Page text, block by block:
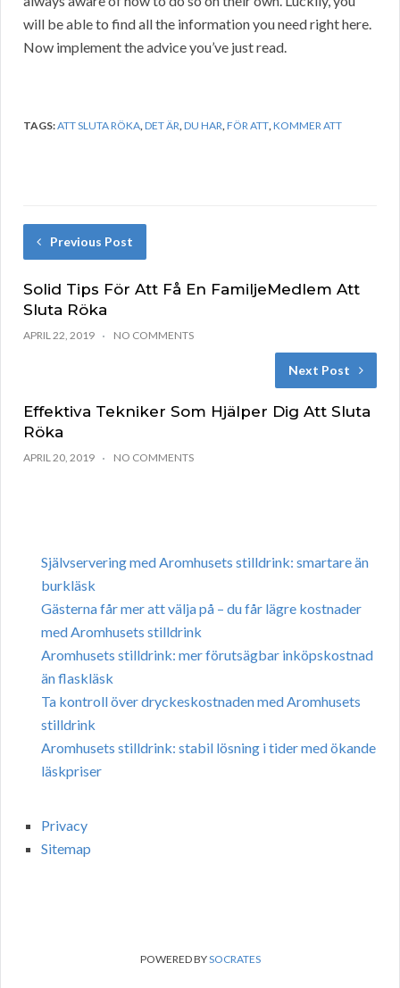
will be able to find all the information you need right here.
Now implement the advice you’ve just read.
TAGS:ATT SLUTA RÖKA,DET ÄR,DU HAR,FÖR ATT,KOMMER ATT
Previous Post
Solid Tips För Att Få En FamiljeMedlem Att
Sluta Röka
APRIL 22, 2019 NO COMMENTS
Next Post
Effektiva Tekniker Som Hjälper Dig Att Sluta
Röka
APRIL 20, 2019 NO COMMENTS
Självservering med Aromhusets stilldrink: smartare än
burkläsk
Gästerna får mer att välja på – du får lägre kostnader
med Aromhusets stilldrink
Aromhusets stilldrink: mer förutsägbar inköpskostnad
än flaskläsk
Ta kontroll över dryckeskostnaden med Aromhusets
stilldrink
Aromhusets stilldrink: stabil lösning i tider med ökande
läskpriser
Privacy
Sitemap
POWERED BYSOCRATES